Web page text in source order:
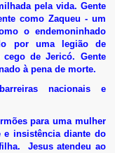
pela vida. Gente
como Zaqueu - um
o endemoninhado
por uma legião de
de Jericó. Gente
à pena de morte.
nacionais e
para uma mulher
e insistência diante do
Jesus atendeu ao